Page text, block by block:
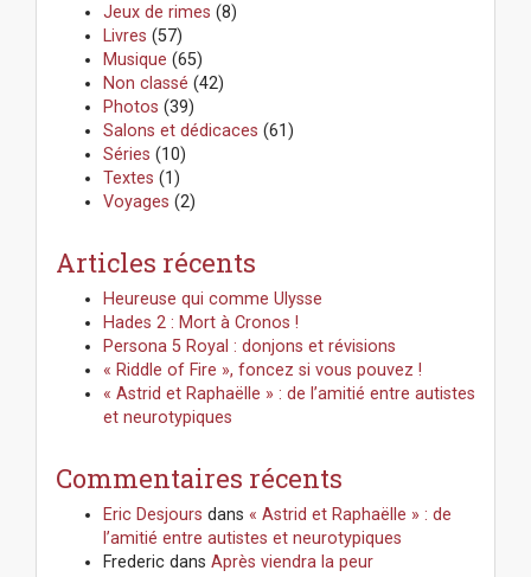
Jeux de rimes (8)
Livres (57)
Musique (65)
Non classé (42)
Photos (39)
Salons et dédicaces (61)
Séries (10)
Textes (1)
Voyages (2)
Articles récents
Heureuse qui comme Ulysse
Hades 2 : Mort à Cronos !
Persona 5 Royal : donjons et révisions
« Riddle of Fire », foncez si vous pouvez !
« Astrid et Raphaëlle » : de l’amitié entre autistes
et neurotypiques
Commentaires récents
Eric Desjours dans « Astrid et Raphaëlle » : de
l’amitié entre autistes et neurotypiques
Frederic dans Après viendra la peur